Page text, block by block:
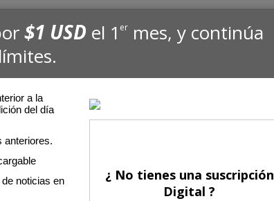
$1 USD el 1er mes, y continúa
a la
del día
anteriores.
noticias en
¿ No tienes una suscripción
Digital ?